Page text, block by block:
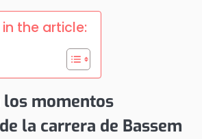
the article:
los momentos
la carrera de Bassem